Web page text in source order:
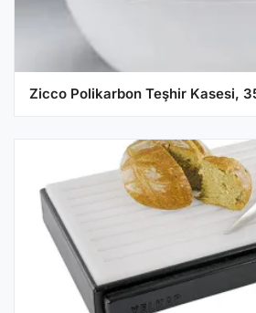
Zicco Polikarbon Teşhir Kasesi,